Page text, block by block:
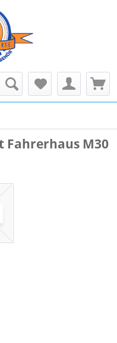
Fahrerhaus M30